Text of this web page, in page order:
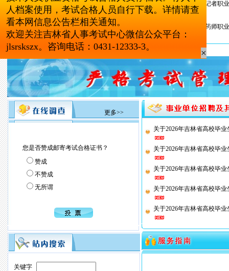
关于2026年度新闻记者职
关于2026年度执业药师职
更多>>
您是否赞成邮寄考试合格证书？
赞成
不赞成
无所谓
关键字
关于2026年吉林省高校毕
关于2026年吉林省高校毕
关于2026年吉林省高校毕
关于2026年吉林省高校毕
关于2026年吉林省高校毕
人档案使用，考试合格人员自行下载。详情请查
看本网信息公告栏相关通知。
欢迎关注吉林省人事考试中心微信公众平台：
jlsrskszx。咨询电话：0431-12333-3。
×